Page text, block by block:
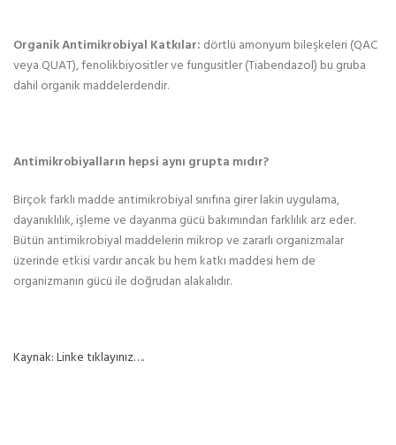
Organik Antimikrobiyal Katkılar: dörtlü amonyum bileşkeleri (QAC
veya QUAT), fenolikbiyositler ve fungusitler (Tiabendazol) bu gruba
dahil organik maddelerdendir.
Antimikrobiyalların hepsi aynı grupta mıdır?
Birçok farklı madde antimikrobiyal sınıfına girer lakin uygulama,
dayanıklılık, işleme ve dayanma gücü bakımından farklılık arz eder.
Bütün antimikrobiyal maddelerin mikrop ve zararlı organizmalar
üzerinde etkisi vardır ancak bu hem katkı maddesi hem de
organizmanın gücü ile doğrudan alakalıdır.
Kaynak: Linke tıklayınız….